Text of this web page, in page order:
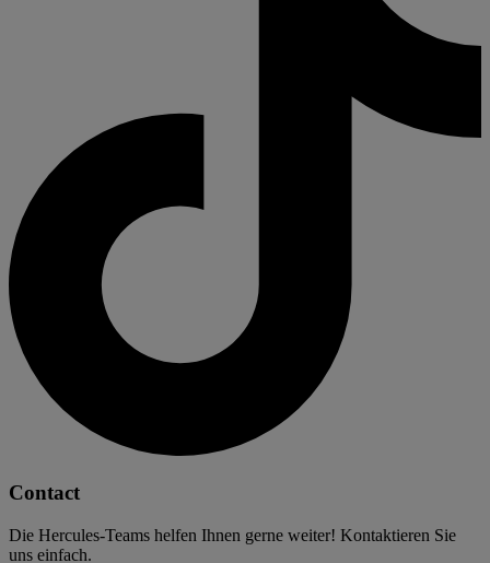
Contact
Die Hercules-Teams helfen Ihnen gerne weiter! Kontaktieren Sie
uns einfach.